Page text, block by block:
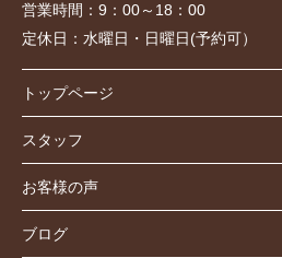
営業時間： 9：00～18：00
定休日： 水曜日・日曜日(予約可）
トップページ
スタッフ
お客様の声
ブログ